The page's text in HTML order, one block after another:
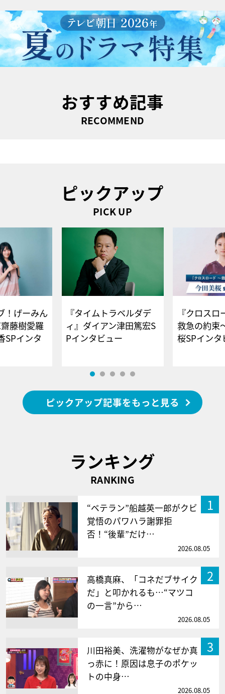
おすすめ記事
RECOMMEND
ピックアップ
PICK UP
！げーみん
藤樹愛羅
SPインタ
『タイムトラベルダデ
ィ』ダイアン津田篤宏S
Pインタビュー
『クロス
救急の約束
桜SPイ
ピックアップ記事をもっと見る
ランキング
RANKING
1
“ベテラン”船越英一郎がクビ
覚悟のパワハラ謝罪拒
否！“後輩”だけ…
2026.08.05
2
高橋真麻、「コネだブサイク
だ」と叩かれるも…“マツコ
の一言”から…
2026.08.05
3
川田裕美、洗濯物がなぜか真
っ赤に！原因は息子のポケッ
トの中身…
2026.08.05